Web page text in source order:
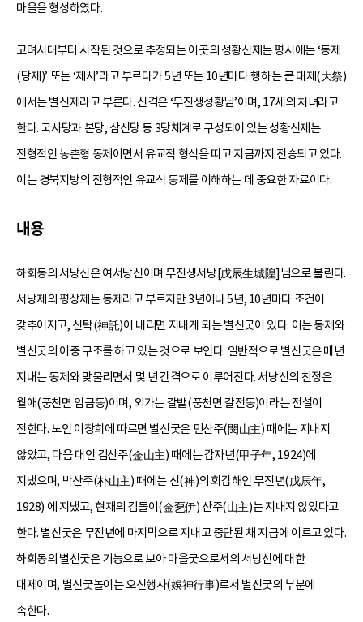
마을을 형성하였다.
고려시대부터 시작된 것으로 추정되는 이곳의 성황신제는 평시에는 ‘동제
(당제)’ 또는 ‘제사’라고 부르다가 5년 또는 10년마다 행하는 큰 대제(大祭)
에서는 별신제라고 부른다. 신격은 ‘무진생성황님’이며, 17세의 처녀라고
한다. 국사당과 본당, 삼신당 등 3당체계로 구성되어 있는 성황신제는
전형적인 농촌형 동제이면서 유교적 형식을 띠고 지금까지 전승되고 있다.
이는 경북지방의 전형적인 유교식 동제를 이해하는 데 중요한 자료이다.
내용
하회동의 서낭신은 여서낭신이며 무진생서낭[戊辰生城隍]님으로 불린다.
서낭제의 평상제는 동제라고 부르지만 3년이나 5년, 10년마다 조건이
갖추어지고, 신탁(神託)이 내리면 지내게 되는 별신굿이 있다. 이는 동제와
별신굿의 이중 구조를 하고 있는 것으로 보인다. 일반적으로 별신굿은 매년
지내는 동제와 맞물리면서 몇 년 간격으로 이루어진다. 서낭신의 친정은
월애(풍천면 임금동)이며, 외가는 갈밭(풍천면 갈전동)이라는 전설이
전한다. 노인 이창희에 따르면 별신굿은 민산주(閔山主) 때에는 지내지
않았고, 다음 대인 김산주(金山主) 때에는 갑자년(甲子年, 1924)에
지냈으며, 박산주(朴山主) 때에는 신(神)의 회갑해인 무진년(戊辰年,
1928) 에 지냈고, 현재의 김돌이(金乭伊) 산주(山主)는 지내지 않았다고
한다. 별신굿은 무진년에 마지막으로 지내고 중단된 채 지금에 이르고 있다.
하회동의 별신굿은 기능으로 보아 마을굿으로서의 서낭신에 대한
대제이며, 별신굿놀이는 오신행사(娛神行事)로서 별신굿의 부분에
속한다.